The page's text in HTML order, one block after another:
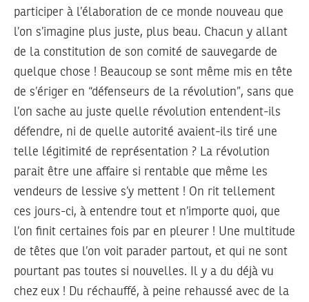
participer à l’élaboration de ce monde nouveau que
l’on s’imagine plus juste, plus beau. Chacun y allant
de la constitution de son comité de sauvegarde de
quelque chose ! Beaucoup se sont même mis en tête
de s’ériger en “défenseurs de la révolution”, sans que
l’on sache au juste quelle révolution entendent-ils
défendre, ni de quelle autorité avaient-ils tiré une
telle légitimité de représentation ? La révolution
parait être une affaire si rentable que même les
vendeurs de lessive s’y mettent ! On rit tellement
ces jours-ci, à entendre tout et n’importe quoi, que
l’on finit certaines fois par en pleurer ! Une multitude
de têtes que l’on voit parader partout, et qui ne sont
pourtant pas toutes si nouvelles. Il y a du déjà vu
chez eux ! Du réchauffé, à peine rehaussé avec de la